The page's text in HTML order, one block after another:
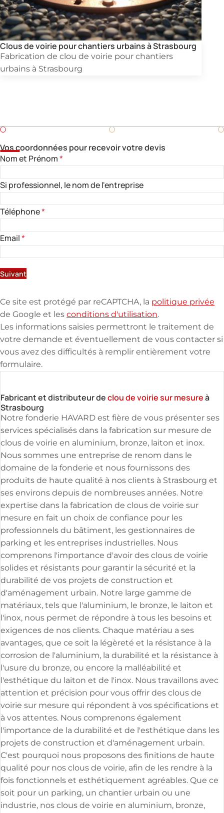
Clous de voirie pour chantiers urbains à Strasbourg
Fabrication de clou de voirie pour chantiers
urbains à Strasbourg
Vos coordonnées pour recevoir votre devis
Nom et Prénom*
Si professionnel, le nom de l'entreprise
Téléphone*
Email*
Suivant
Ce site est protégé par reCAPTCHA, la politique privée
de Google et lesconditions d'utilisation.
Les informations saisies permettront le traitement de
votre demande et éventuellement de vous contacter si
vous avez des difficultés à remplir entièrement votre
formulaire.
Fabricant et distributeur declou de voirie sur mesureà
Strasbourg
Notre fonderie HAVARD est fière de vous présenter ses
services spécialisés dans la fabrication sur mesure de
clous de voirie en aluminium, bronze, laiton et inox.
Nous sommes une entreprise de renom dans le
domaine de la fonderie et nous fournissons des
produits de haute qualité à nos clients à Strasbourg et
ses environs depuis de nombreuses années. Notre
expertise dans la fabrication de clous de voirie sur
mesure en fait un choix de confiance pour les
professionnels du bâtiment, les gestionnaires de
parking et les entreprises industrielles. Nous
comprenons l'importance d'avoir des clous de voirie
solides et résistants pour garantir la sécurité et la
durabilité de vos projets de construction et
d'aménagement urbain. Notre large gamme de
matériaux, tels que l'aluminium, le bronze, le laiton et
l'inox, nous permet de répondre à tous les besoins et
exigences de nos clients. Chaque matériau a ses
avantages, que ce soit la légèreté et la résistance à la
corrosion de l'aluminium, la durabilité et la résistance à
l'usure du bronze, ou encore la malléabilité et
l'esthétique du laiton et de l'inox. Nous travaillons avec
attention et précision pour vous offrir des clous de
voirie sur mesure qui répondent à vos spécifications et
à vos attentes. Nous comprenons également
l'importance de la durabilité et de l'esthétique dans les
projets de construction et d'aménagement urbain.
C'est pourquoi nous proposons des finitions de haute
qualité pour nos clous de voirie, afin de les rendre à la
fois fonctionnels et esthétiquement agréables. Que ce
soit pour un parking, un chantier urbain ou une
industrie, nos clous de voirie en aluminium, bronze,